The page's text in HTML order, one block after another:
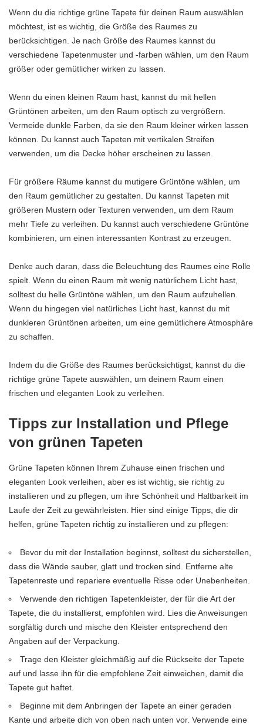
Wenn du die richtige grüne Tapete für deinen Raum auswählen
möchtest, ist es wichtig, die Größe des Raumes zu
berücksichtigen. Je nach Größe des Raumes kannst du
verschiedene Tapetenmuster und -farben wählen, um den Raum
größer oder gemütlicher wirken zu lassen.
Wenn du einen kleinen Raum hast, kannst du mit hellen
Grüntönen arbeiten, um den Raum optisch zu vergrößern.
Vermeide dunkle Farben, da sie den Raum kleiner wirken lassen
können. Du kannst auch Tapeten mit vertikalen Streifen
verwenden, um die Decke höher erscheinen zu lassen.
Für größere Räume kannst du mutigere Grüntöne wählen, um
den Raum gemütlicher zu gestalten. Du kannst Tapeten mit
größeren Mustern oder Texturen verwenden, um dem Raum
mehr Tiefe zu verleihen. Du kannst auch verschiedene Grüntöne
kombinieren, um einen interessanten Kontrast zu erzeugen.
Denke auch daran, dass die Beleuchtung des Raumes eine Rolle
spielt. Wenn du einen Raum mit wenig natürlichem Licht hast,
solltest du helle Grüntöne wählen, um den Raum aufzuhellen.
Wenn du hingegen viel natürliches Licht hast, kannst du mit
dunkleren Grüntönen arbeiten, um eine gemütlichere Atmosphäre
zu schaffen.
Indem du die Größe des Raumes berücksichtigst, kannst du die
richtige grüne Tapete auswählen, um deinem Raum einen
frischen und eleganten Look zu verleihen.
Tipps zur Installation und Pflege
von grünen Tapeten
Grüne Tapeten können Ihrem Zuhause einen frischen und
eleganten Look verleihen, aber es ist wichtig, sie richtig zu
installieren und zu pflegen, um ihre Schönheit und Haltbarkeit im
Laufe der Zeit zu gewährleisten. Hier sind einige Tipps, die dir
helfen, grüne Tapeten richtig zu installieren und zu pflegen:
Bevor du mit der Installation beginnst, solltest du sicherstellen,
dass die Wände sauber, glatt und trocken sind. Entferne alte
Tapetenreste und repariere eventuelle Risse oder Unebenheiten.
Verwende den richtigen Tapetenkleister, der für die Art der
Tapete, die du installierst, empfohlen wird. Lies die Anweisungen
sorgfältig durch und mische den Kleister entsprechend den
Angaben auf der Verpackung.
Trage den Kleister gleichmäßig auf die Rückseite der Tapete
auf und lasse ihn für die empfohlene Zeit einweichen, damit die
Tapete gut haftet.
Beginne mit dem Anbringen der Tapete an einer geraden
Kante und arbeite dich von oben nach unten vor. Verwende eine